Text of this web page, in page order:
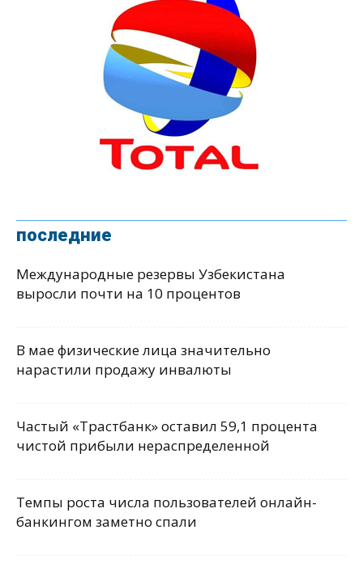
последние
Международные резервы Узбекистана
выросли почти на 10 процентов
В мае физические лица значительно
нарастили продажу инвалюты
Частый «Трастбанк» оставил 59,1 процента
чистой прибыли нераспределенной
Темпы роста числа пользователей онлайн-
банкингом заметно спали